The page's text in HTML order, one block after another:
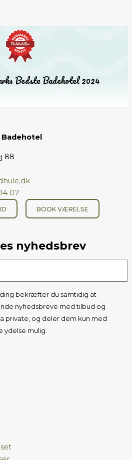
Bedste Badehotel 2024
88
07
BOOK VÆRELSE
nyhedsbrev
bekræfter du samtidig at
nyhedsbreve med tilbud og
private, og deler dem kun med
mulig.